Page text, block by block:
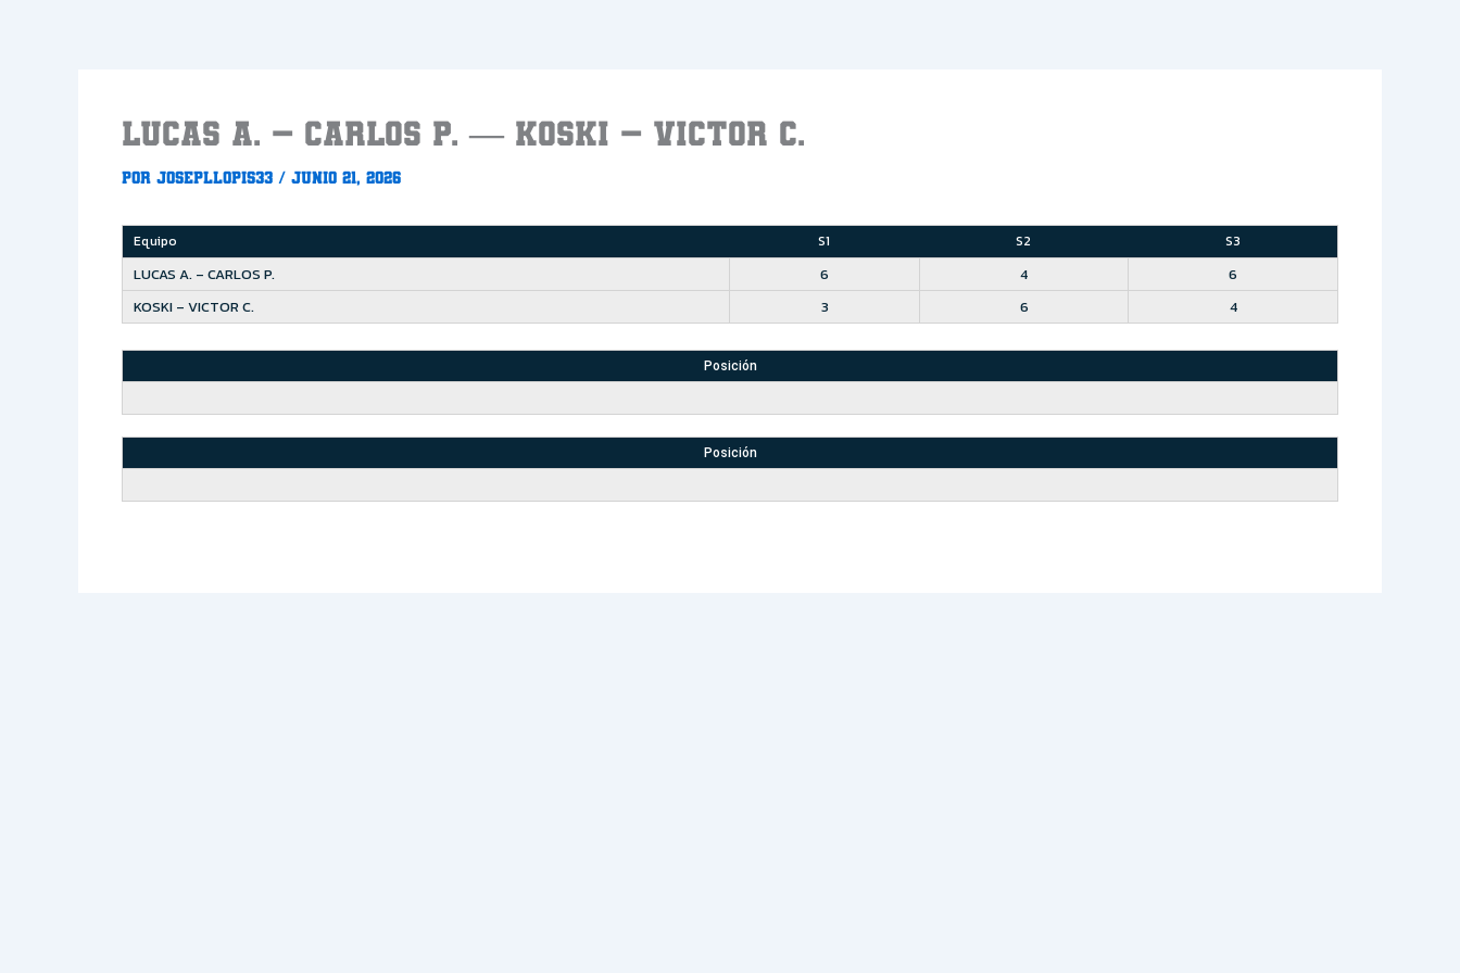
LUCAS A. – CARLOS P. — KOSKI – VICTOR C.
Por Josepllopis33 / junio 21, 2026
Equipo S1 S2 S3
LUCAS A. – CARLOS P. 6 4
6
KOSKI – VICTOR C.
3 6 4
Posición
Posición